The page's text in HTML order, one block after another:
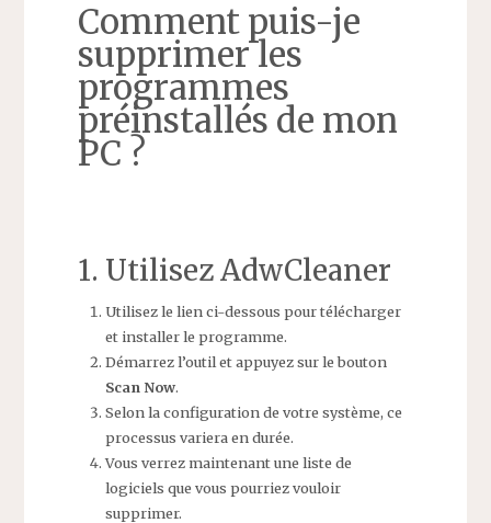
Comment puis-je
supprimer les
programmes
préinstallés de mon
PC ?
1. Utilisez AdwCleaner
Utilisez le lien ci-dessous pour télécharger
et installer le programme.
Démarrez l’outil et appuyez sur le bouton
Scan Now.
Selon la configuration de votre système, ce
processus variera en durée.
Vous verrez maintenant une liste de
logiciels que vous pourriez vouloir
supprimer.